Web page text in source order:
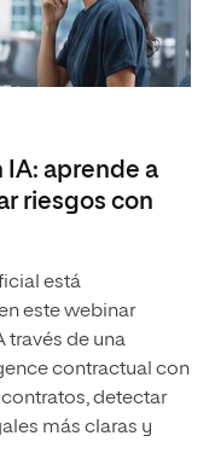
aprende a
riesgos con
está
este webinar
través de una
contractual con
detectar
más claras y